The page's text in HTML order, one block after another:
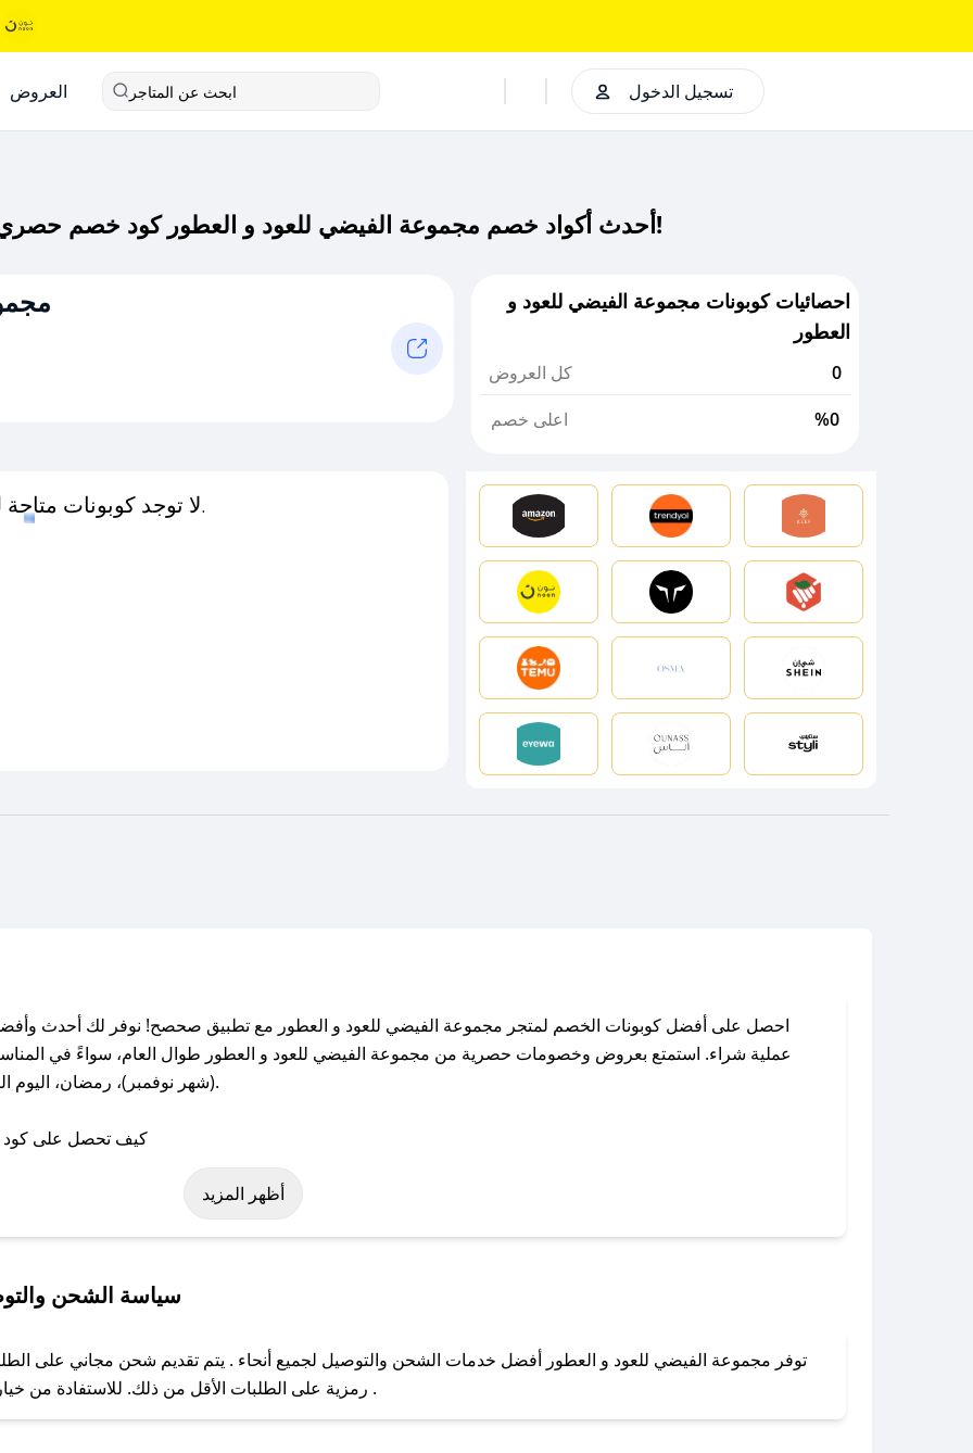
العروض ابحث عن المتاجر تسجيل الدخول
أحدث أكواد خصم مجموعة الفيضي للعود و العطور كود خصم حصري لـ مجموعة الفيضي للعود و العطور الآن!
احصائيات كوبونات مجموعة الفيضي للعود و
العطور
كل العروض
0
اعلى خصم
%0
لا توجد كوبونات متاحة لـهذا المتجر حاليًا.
احصل على أفضل كوبونات الخصم لمتجر مجموعة الفيضي للعود و العطور مع تطبيق صحصح! نوفر لك أحدث
عملية شراء. استمتع بعروض وخصومات حصرية من مجموعة الفيضي للعود و العطور طوال العام، سواءً في
(شهر نوفمبر)، رمضان،
باستخدام تطبيق صحصح، يمكنك العثور بسهولة على كود خصم مجموعة الفيضي للعود و العطور. وفي حال عدم توفر
لا تقلق! يمكنك التواصل مع فريق دعم صحصح عبر الرسائل الخاصة على تويتر أو البريد
أظهر المزيد
سياسة الشحن
توفر مجموعة الفيضي للعود و العطور أفضل خدمات الشحن والتوصيل لجميع أنحاء . يتم تقديم شحن مجاني على
رمزية على الطلبات الأقل من ذلك. للاستفادة من خيار التوصيل السريع، يرجى تقديم طلبك قبل الساعة .